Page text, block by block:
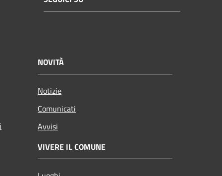
NOVITÀ
Notizie
Comunicati
Avvisi
VIVERE IL COMUNE